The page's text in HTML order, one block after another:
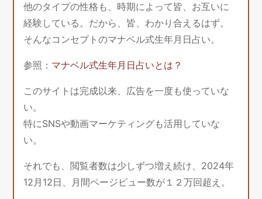
他のタイプの性格も、時期によって皆、お互いに
経験している。だから、皆、わかり合えるはず。
そんなコンセプトのマナベル式生年月日占い。
参照： マナベル式生年月日占いとは？
このサイトは完成以来、広告を一度も使っていな
い。
特にSNSや動画マーケティングも活用していな
い。
それでも、閲覧者数は少しずつ増え続け、2024年
12月12日、月間ページビュー数が１２万回超え。